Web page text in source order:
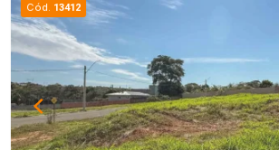
Cód. 13412